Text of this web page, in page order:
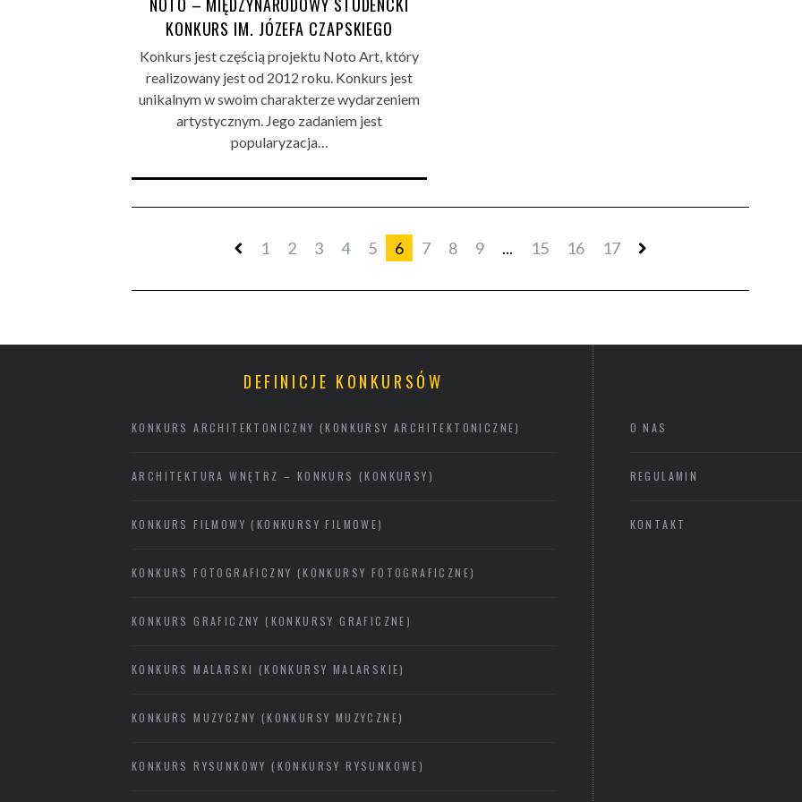
KONKURS IM. JÓZEFA CZAPSKIEGO
Konkurs jest częścią projektu Noto Art, który
realizowany jest od 2012 roku. Konkurs jest
unikalnym w swoim charakterze wydarzeniem
artystycznym. Jego zadaniem jest
popularyzacja…
1 2 3 4 5 6 7 8 9 ... 15 16 17
DEFINICJE KONKURSÓW
KONKURS ARCHITEKTONICZNY (KONKURSY ARCHITEKTONICZNE)
ARCHITEKTURA WNĘTRZ – KONKURS (KONKURSY)
KONKURS FILMOWY (KONKURSY FILMOWE)
KONKURS FOTOGRAFICZNY (KONKURSY FOTOGRAFICZNE)
KONKURS GRAFICZNY (KONKURSY GRAFICZNE)
KONKURS MALARSKI (KONKURSY MALARSKIE)
KONKURS MUZYCZNY (KONKURSY MUZYCZNE)
KONKURS RYSUNKOWY (KONKURSY RYSUNKOWE)
O NAS
REGULAMIN
KONTAKT